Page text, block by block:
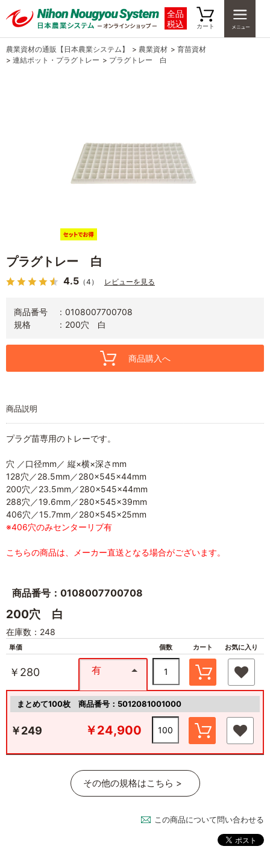
全品
税込
カート
農業資材の通販【日本農業システム】 > 農業資材 > 育苗資材
> 連結ポット・プラグトレー > プラグトレー 白
プラグトレー 白
4.5 （4） レビューを見る
商品番号
0108007700708
規格
200穴 白
商品購入へ
商品説明
プラグ苗専用のトレーです。
穴 ／口径mm／ 縦×横×深さmm
128穴／28.5mm／280×545×44mm
200穴／23.5mm／280×545×44mm
288穴／19.6mm／280×545×39mm
406穴／15.7mm／280×545×25mm
※406穴のみセンターリブ有
こちらの商品は、メーカー直送となる場合がございます。
商品番号：0108007700708
200穴 白
在庫数：248
単価 個数 カート お気に入り
￥280 有
まとめて100枚 商品番号：5012081001000
￥249 ￥24,900
その他の規格はこちら >
この商品について問い合わせる